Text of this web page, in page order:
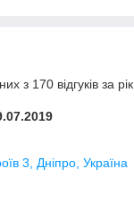
в Украине.
з 170 відгуків за рік
3, Дніпро, Україна